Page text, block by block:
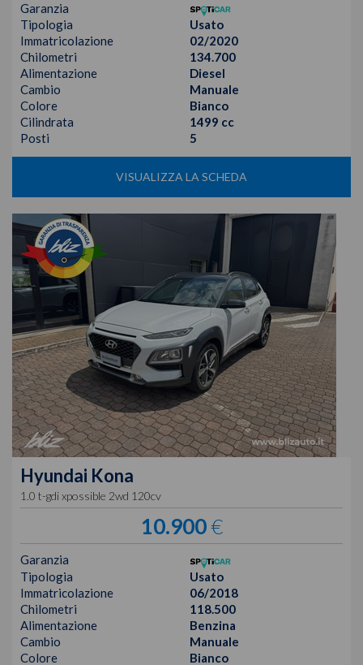
Garanzia
Tipologia
Usato
Immatricolazione
02/2020
Chilometri
134.700
Alimentazione
Diesel
Cambio
Manuale
Colore
Bianco
Cilindrata
1499 cc
Posti
5
VISUALIZZA LA SCHEDA
Hyundai Kona
1.0 t-gdi xpossible 2wd 120cv
10.900€
Garanzia
Tipologia
Usato
Immatricolazione
06/2018
Chilometri
118.500
Alimentazione
Benzina
Cambio
Manuale
Colore
Bianco